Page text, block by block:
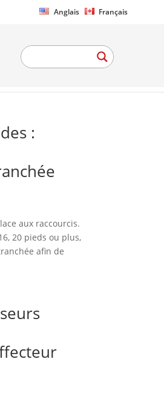
Anglais Français
:
aux raccourcis.
20 pieds ou plus,
afin de